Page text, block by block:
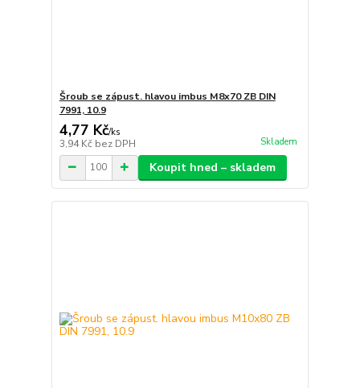
Šroub se zápust. hlavou imbus M8x70 ZB DIN
7991, 10.9
4,77 Kč/ks
3,94 Kč bez DPH Skladem
Koupit hned – skladem